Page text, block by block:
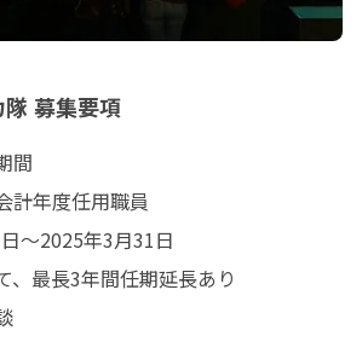
募集要項
間
計年度任用職員
～2025年3月31日
最長3年間任期延長あり